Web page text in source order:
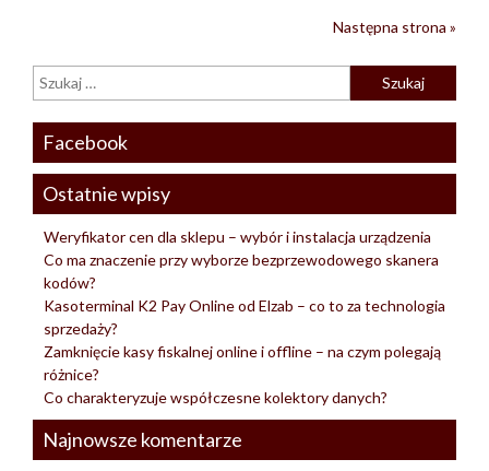
Następna strona »
Facebook
Ostatnie wpisy
Weryfikator cen dla sklepu – wybór i instalacja urządzenia
Co ma znaczenie przy wyborze bezprzewodowego skanera
kodów?
Kasoterminal K2 Pay Online od Elzab – co to za technologia
sprzedaży?
Zamknięcie kasy fiskalnej online i offline – na czym polegają
różnice?
Co charakteryzuje współczesne kolektory danych?
Najnowsze komentarze